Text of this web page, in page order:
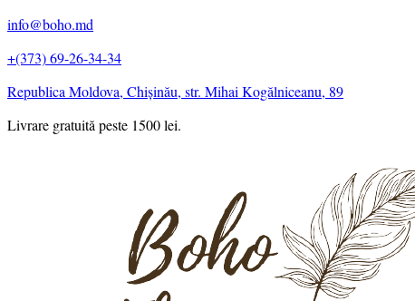
info@boho.md
+(373) 69-26-34-34
Republica Moldova, Chișinău, str. Mihai Kogălniceanu, 89
Livrare gratuită peste 1500 lei.